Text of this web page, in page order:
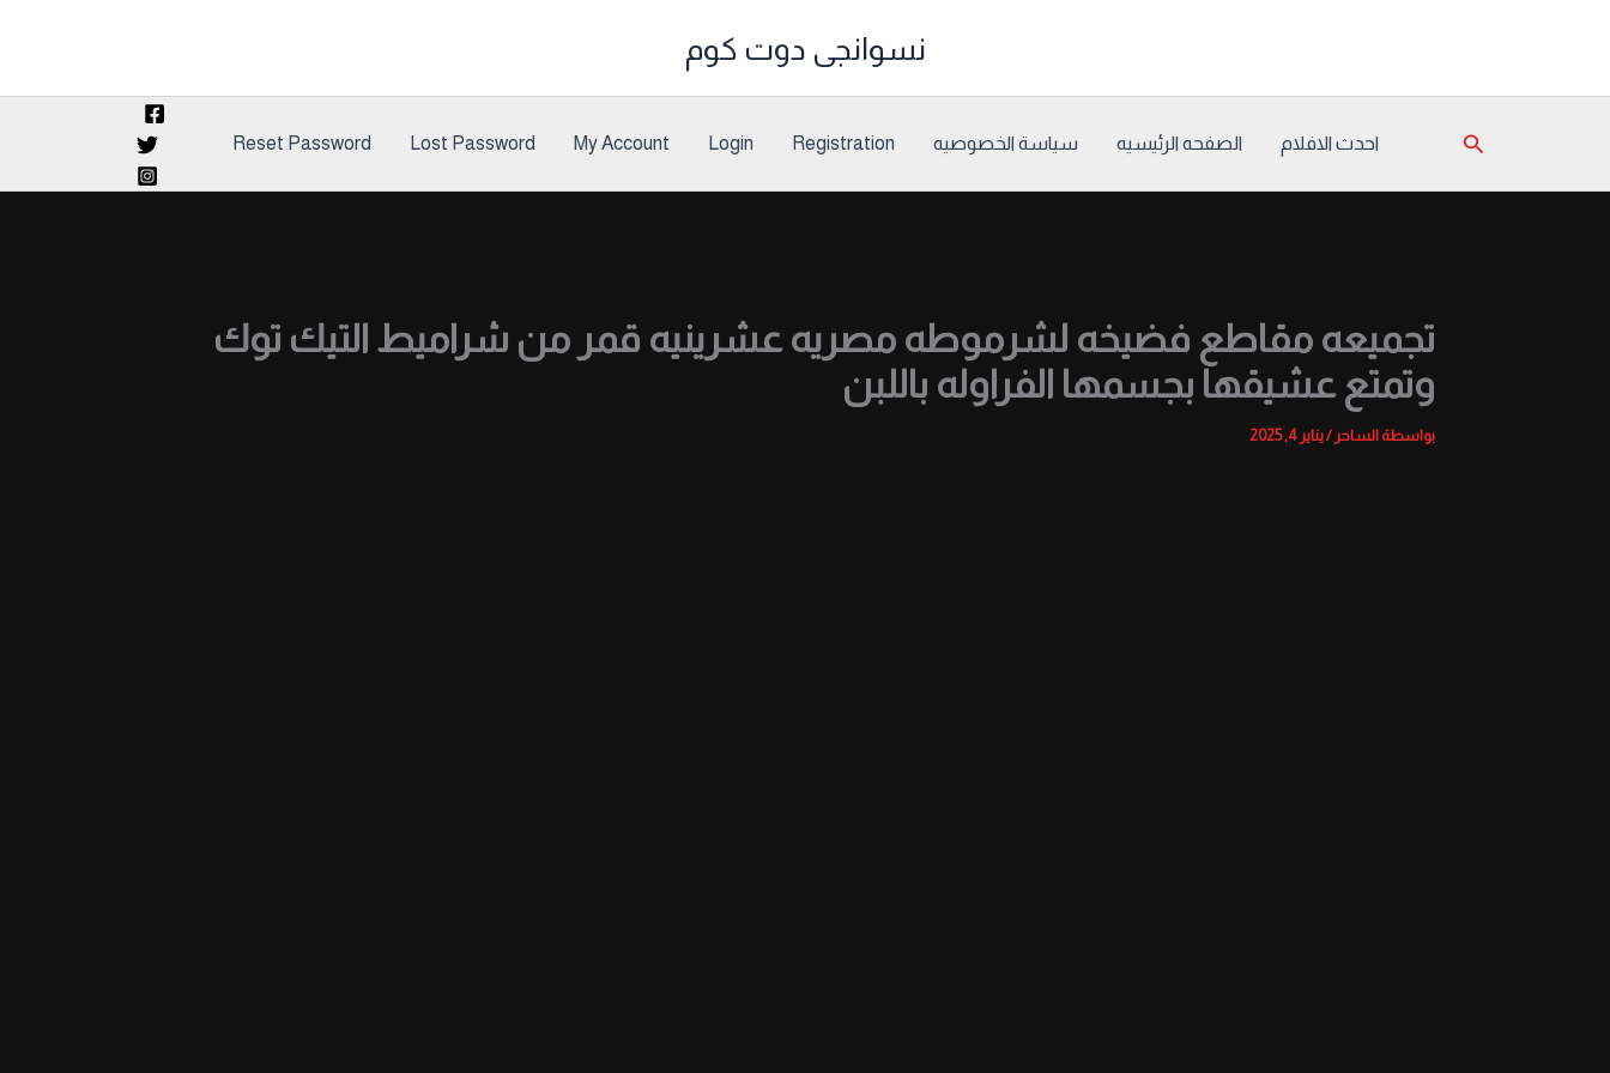
نسوانجى دوت كوم
البحث احدث الافلام الصفحه الرئيسيه سياسة الخصوصيه Registration
Login
My Account
Lost Password
Reset Password
تجميعه مقاطع فضيخه لشرموطه مصريه عشرينيه قمر من شراميط التيك توك
وتمتع عشيقها بجسمها الفراوله باللبن
بواسطة الساحر/يناير 4, 2025